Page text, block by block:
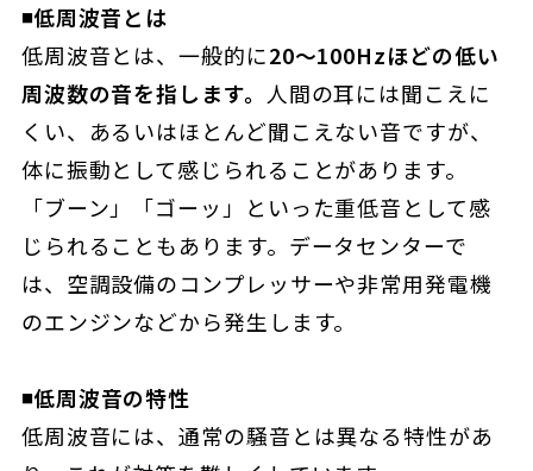
◾️低周波音とは
低周波音とは、一般的に20～100Hzほどの低い
周波数の音を指します。 人間の耳には聞こえに
くい、あるいはほとんど聞こえない音ですが、
体に振動として感じられることがあります。
「ブーン」「ゴーッ」といった重低音として感
じられることもあります。データセンターで
は、空調設備のコンプレッサーや非常用発電機
のエンジンなどから発生します。
◾️低周波音の特性
低周波音には、通常の騒音とは異なる特性があ